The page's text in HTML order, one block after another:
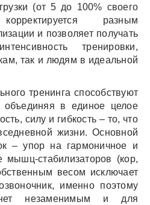
(от 5 до 100% своего
разным
и позволяет получать
тренировки,
так и людям в идеальной
тренинга способствуют
в единое целое
силу и гибкость – то, что
жизни. Основной
– упор на гармоничное и
мышц-стабилизаторов (кор,
весом исключает
именно поэтому
незаменимым и для